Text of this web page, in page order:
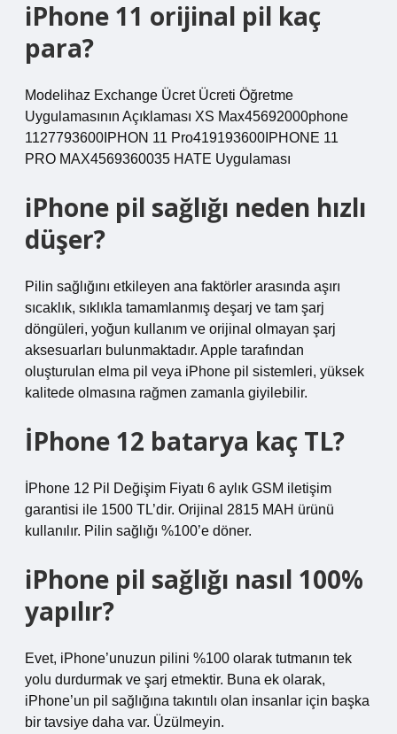
iPhone 11 orijinal pil kaç
para?
Modelihaz Exchange Ücret Ücreti Öğretme
Uygulamasının Açıklaması XS Max45692000phone
1127793600IPHON 11 Pro419193600IPHONE 11
PRO MAX4569360035 HATE Uygulaması
iPhone pil sağlığı neden hızlı
düşer?
Pilin sağlığını etkileyen ana faktörler arasında aşırı
sıcaklık, sıklıkla tamamlanmış deşarj ve tam şarj
döngüleri, yoğun kullanım ve orijinal olmayan şarj
aksesuarları bulunmaktadır. Apple tarafından
oluşturulan elma pil veya iPhone pil sistemleri, yüksek
kalitede olmasına rağmen zamanla giyilebilir.
İPhone 12 batarya kaç TL?
İPhone 12 Pil Değişim Fiyatı 6 aylık GSM iletişim
garantisi ile 1500 TL’dir. Orijinal 2815 MAH ürünü
kullanılır. Pilin sağlığı %100’e döner.
iPhone pil sağlığı nasıl 100%
yapılır?
Evet, iPhone’unuzun pilini %100 olarak tutmanın tek
yolu durdurmak ve şarj etmektir. Buna ek olarak,
iPhone’un pil sağlığına takıntılı olan insanlar için başka
bir tavsiye daha var. Üzülmeyin.